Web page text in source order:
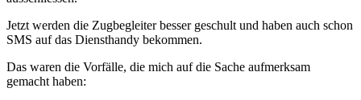
Jetzt werden die Zugbegleiter besser geschult und haben auch schon
SMS auf das Diensthandy bekommen.
Das waren die Vorfälle, die mich auf die Sache aufmerksam
gemacht haben: